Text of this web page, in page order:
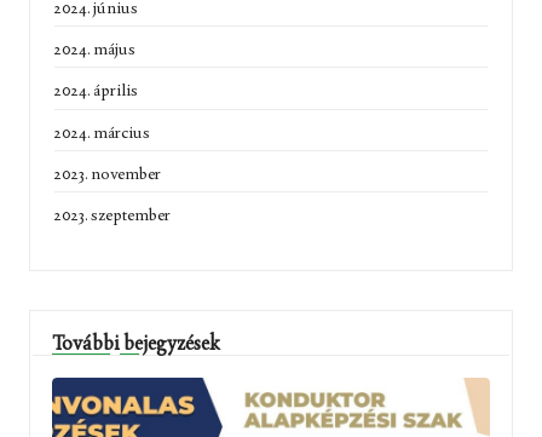
2024. június
2024. május
2024. április
2024. március
2023. november
2023. szeptember
További bejegyzések